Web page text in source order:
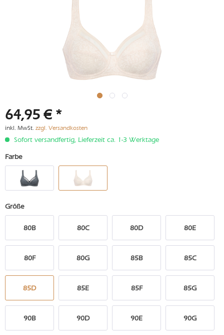
64,95 € *
inkl. MwSt. zzgl. Versandkosten
Sofort versandfertig, Lieferzeit ca. 1-3 Werktage
Farbe
Größe
80B 80C 80D 80E
80F 80G 85B 85C
85D 85E 85F 85G
90B 90D 90E 90G